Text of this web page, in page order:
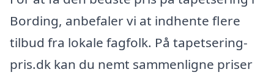
Bording, anbefaler vi at indhente flere
tilbud fra lokale fagfolk. På tapetsering-
pris.dk kan du nemt sammenligne priser